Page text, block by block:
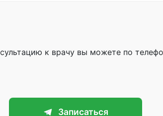
к врачу вы можете по
Записаться